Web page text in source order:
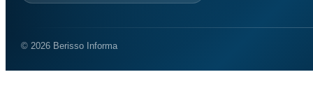
© 2026 Berisso Informa